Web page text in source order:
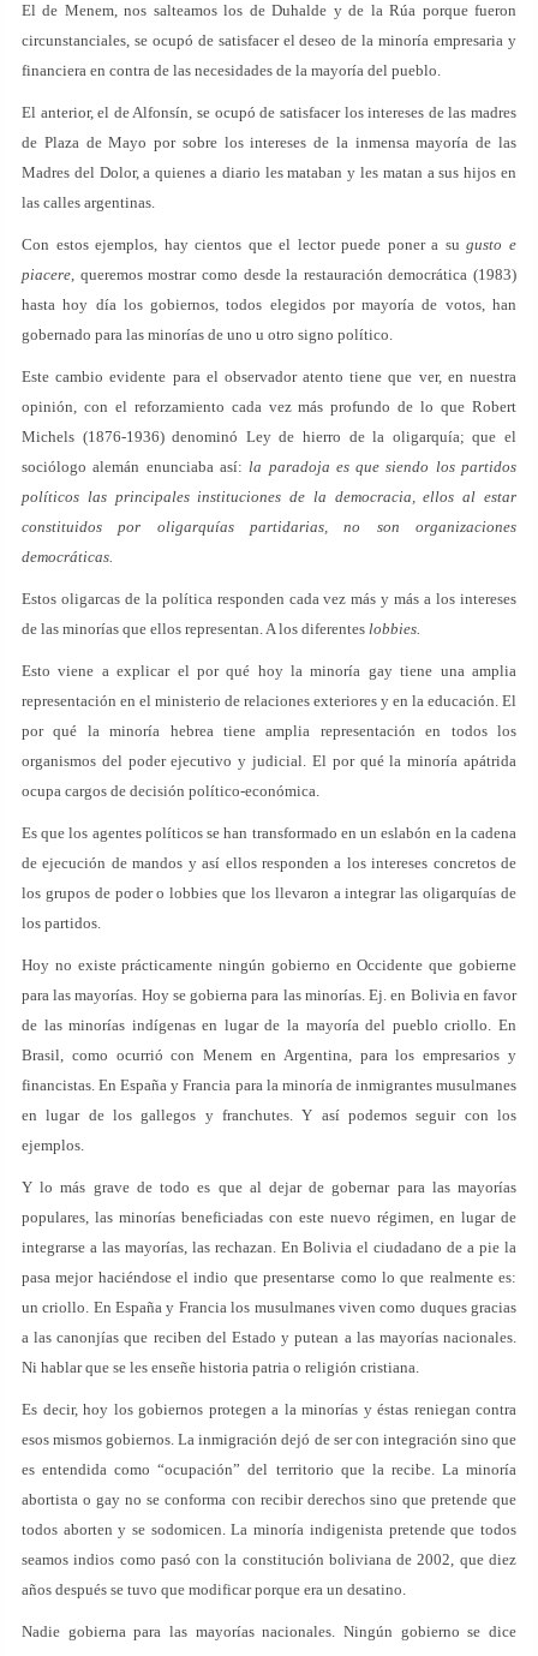
El de Menem, nos salteamos los de Duhalde y de la Rúa porque fueron
circunstanciales, se ocupó de satisfacer el deseo de la minoría empresaria y
financiera en contra de las necesidades de la mayoría del pueblo.
El anterior, el de Alfonsín, se ocupó de satisfacer los intereses de las madres
de Plaza de Mayo por sobre los intereses de la inmensa mayoría de las
Madres del Dolor, a quienes a diario les mataban y les matan a sus hijos en
las calles argentinas.
Con estos ejemplos, hay cientos que el lector puede poner a sugusto e
piacere, queremos mostrar como desde la restauración democrática (1983)
hasta hoy día los gobiernos, todos elegidos por mayoría de votos, han
gobernado para las minorías de uno u otro signo político.
Este cambio evidente para el observador atento tiene que ver, en nuestra
opinión, con el reforzamiento cada vez más profundo de lo que Robert
Michels (1876-1936) denominó Ley de hierro de la oligarquía; que el
sociólogo alemán enunciaba así:la paradoja es que siendo los partidos
políticos las principales instituciones de la democracia, ellos al estar
constituidos por oligarquías partidarias, no son organizaciones
democráticas.
Estos oligarcas de la política responden cada vez más y más a los intereses
de las minorías que ellos representan. A los diferentes lobbies.
Esto viene a explicar el por qué hoy la minoría gay tiene una amplia
representación en el ministerio de relaciones exteriores y en la educación. El
por qué la minoría hebrea tiene amplia representación en todos los
organismos del poder ejecutivo y judicial. El por qué la minoría apátrida
ocupa cargos de decisión político-económica.
Es que los agentes políticos se han transformado en un eslabón en la cadena
de ejecución de mandos y así ellos responden a los intereses concretos de
los grupos de poder o lobbies que los llevaron a integrar las oligarquías de
los partidos.
Hoy no existe prácticamente ningún gobierno en Occidente que gobierne
para las mayorías. Hoy se gobierna para las minorías. Ej. en Bolivia en favor
de las minorías indígenas en lugar de la mayoría del pueblo criollo. En
Brasil, como ocurrió con Menem en Argentina, para los empresarios y
financistas. En España y Francia para la minoría de inmigrantes musulmanes
en lugar de los gallegos y franchutes. Y así podemos seguir con los
ejemplos.
Y lo más grave de todo es que al dejar de gobernar para las mayorías
populares, las minorías beneficiadas con este nuevo régimen, en lugar de
integrarse a las mayorías, las rechazan. En Bolivia el ciudadano de a pie la
pasa mejor haciéndose el indio que presentarse como lo que realmente es:
un criollo. En España y Francia los musulmanes viven como duques gracias
a las canonjías que reciben del Estado y putean a las mayorías nacionales.
Ni hablar que se les enseñe historia patria o religión cristiana.
Es decir, hoy los gobiernos protegen a la minorías y éstas reniegan contra
esos mismos gobiernos. La inmigración dejó de ser con integración sino que
es entendida como “ocupación” del territorio que la recibe. La minoría
abortista o gay no se conforma con recibir derechos sino que pretende que
todos aborten y se sodomicen. La minoría indigenista pretende que todos
seamos indios como pasó con la constitución boliviana de 2002, que diez
años después se tuvo que modificar porque era un desatino.
Nadie gobierna para las mayorías nacionales. Ningún gobierno se dice